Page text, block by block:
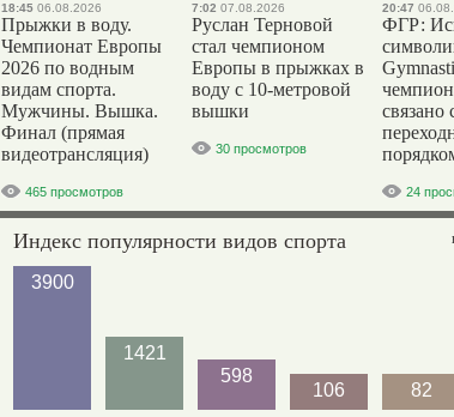
18:45 06.08.2026
Прыжки в воду.
Чемпионат Европы
2026 по водным
видам спорта.
Мужчины. Вышка.
Финал (прямая
видеотрансляция)
465 просмотров
7:02 07.08.2026
Руслан Терновой
стал чемпионом
Европы в прыжках в
воду с 10-метровой
вышки
30 просмотров
20:47
ФГР:
связано
24
Индекс популярности видов спорта
3900
1421
598
106 82